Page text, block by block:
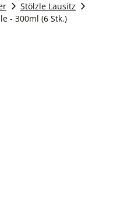
Stölzle Lausitz
- 300ml (6 Stk.)